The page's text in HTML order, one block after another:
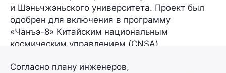
и Шэньчжэньского университета. Проект был
одобрен для включения в программу
«Чанъэ-8» Китайским национальным
космическим управлением (CNSA).
Согласно плану инженеров,